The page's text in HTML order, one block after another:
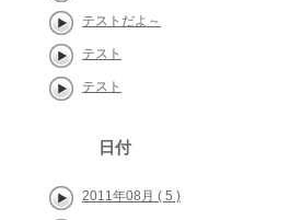
テストだよ～
テスト
テスト
日付
2011年08月 ( 5 )